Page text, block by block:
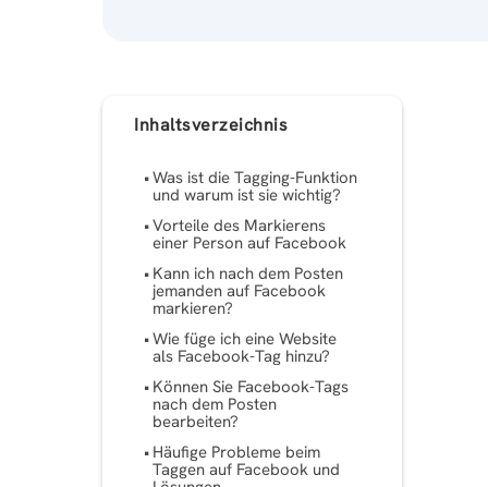
Inhaltsverzeichnis
Was ist die Tagging-Funktion
und warum ist sie wichtig?
Vorteile des Markierens
einer Person auf Facebook
Kann ich nach dem Posten
jemanden auf Facebook
markieren?
Wie füge ich eine Website
als Facebook-Tag hinzu?
Können Sie Facebook-Tags
nach dem Posten
bearbeiten?
Häufige Probleme beim
Taggen auf Facebook und